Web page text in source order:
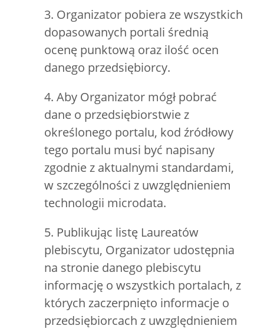
3. Organizator pobiera ze wszystkich
dopasowanych portali średnią
ocenę punktową oraz ilość ocen
danego przedsiębiorcy.
4. Aby Organizator mógł pobrać
dane o przedsiębiorstwie z
określonego portalu, kod źródłowy
tego portalu musi być napisany
zgodnie z aktualnymi standardami,
w szczególności z uwzględnieniem
technologii microdata.
5. Publikując listę Laureatów
plebiscytu, Organizator udostępnia
na stronie danego plebiscytu
informację o wszystkich portalach, z
których zaczerpnięto informacje o
przedsiębiorcach z uwzględnieniem